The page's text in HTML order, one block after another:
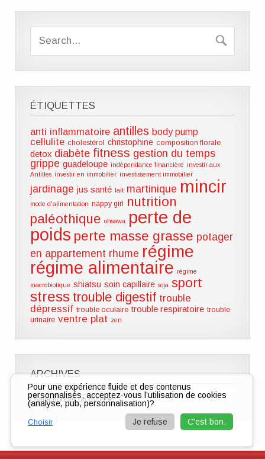
ÉTIQUETTES
anti inflammatoire antilles body pump
cellulite cholestérol christophine composition florale
detox diabète fitness gestion du temps
grippe guadeloupe indépendance financière investir aux
Antilles investir en immobilier investissement immobilier
jardinage jus santé lait martinique mincir
mode d'alimentation nappy girl nutrition
paléothique ohsawa
perte de
poids perte masse grasse potager
en appartement rhume régime
régime alimentaire régime
macrobiotique shiatsu soin capillaire soja sport
stress trouble digestif trouble
dépressif trouble oculaire trouble respiratoire trouble
urinaire ventre plat zen
ARCHIVES
Archives
Pour une expérience fluide et des contenus
personnalisés, acceptez-vous l’utilisation de cookies
(analyse, pub, personnalisation)?
Choisir Je refuse C'est bon.